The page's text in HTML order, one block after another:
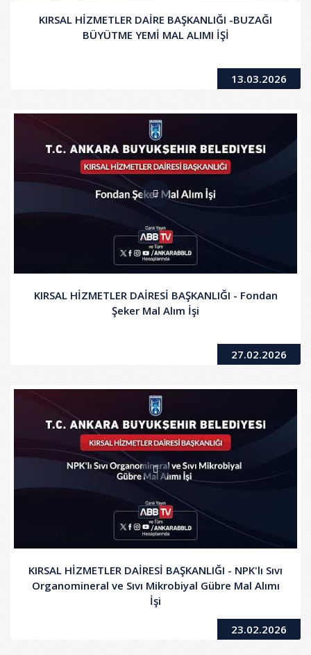
KIRSAL HİZMETLER DAİRE BAŞKANLIĞI -BUZAĞI
BÜYÜTME YEMİ MAL ALIMI İŞİ
13.03.2026
KIRSAL HİZMETLER DAİRESİ BAŞKANLIĞI - Fondan
Şeker Mal Alım İşi
27.02.2026
KIRSAL HİZMETLER DAİRESİ BAŞKANLIĞI - NPK'lı Sıvı
Organomineral ve Sıvı Mikrobiyal Gübre Mal Alımı
İşi
23.02.2026